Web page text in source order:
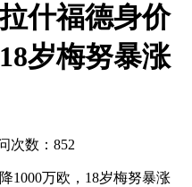
什福德身价
岁梅努暴涨
次数：852
1000万欧，18岁梅努暴涨